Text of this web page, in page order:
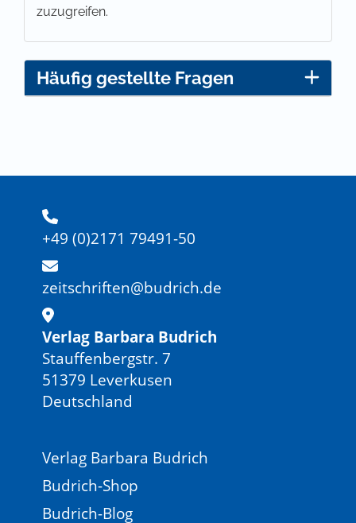
zuzugreifen.
Häufig gestellte Fragen
+49 (0)2171 79491-50
zeitschriften@budrich.de
Verlag Barbara Budrich
Stauffenbergstr. 7
51379 Leverkusen
Deutschland
Verlag Barbara Budrich
Budrich-Shop
Budrich-Blog